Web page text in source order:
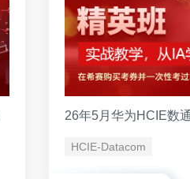
26年5月华为HCIE数
HCIE-Datacom